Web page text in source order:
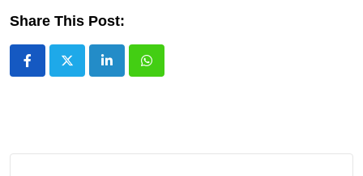
Share This Post:
LinkedInWhatsapp